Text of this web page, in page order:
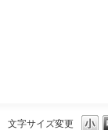
文字サイズ変更